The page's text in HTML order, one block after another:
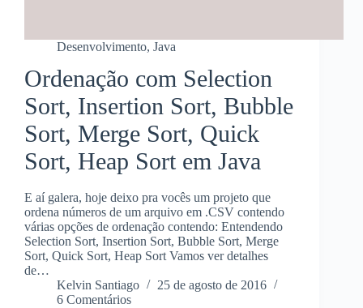
Desenvolvimento, Java
Ordenação com Selection
Sort, Insertion Sort, Bubble
Sort, Merge Sort, Quick
Sort, Heap Sort em Java
E aí galera, hoje deixo pra vocês um projeto que
ordena números de um arquivo em .CSV contendo
várias opções de ordenação contendo: Entendendo
Selection Sort, Insertion Sort, Bubble Sort, Merge
Sort, Quick Sort, Heap Sort Vamos ver detalhes
de…
Kelvin Santiago
25 de agosto de 2016
6 Comentários